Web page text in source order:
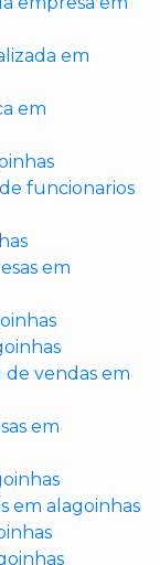
em
em
funcionarios
em
vendas em
em
em alagoinhas